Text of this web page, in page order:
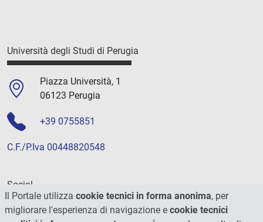
Università degli Studi di Perugia
Piazza Università, 1
06123 Perugia
+39 0755851
C.F./P.Iva 00448820548
Social
Il Portale utilizza cookie tecnici in forma anonima, per
migliorare l'esperienza di navigazione e cookie tecnici